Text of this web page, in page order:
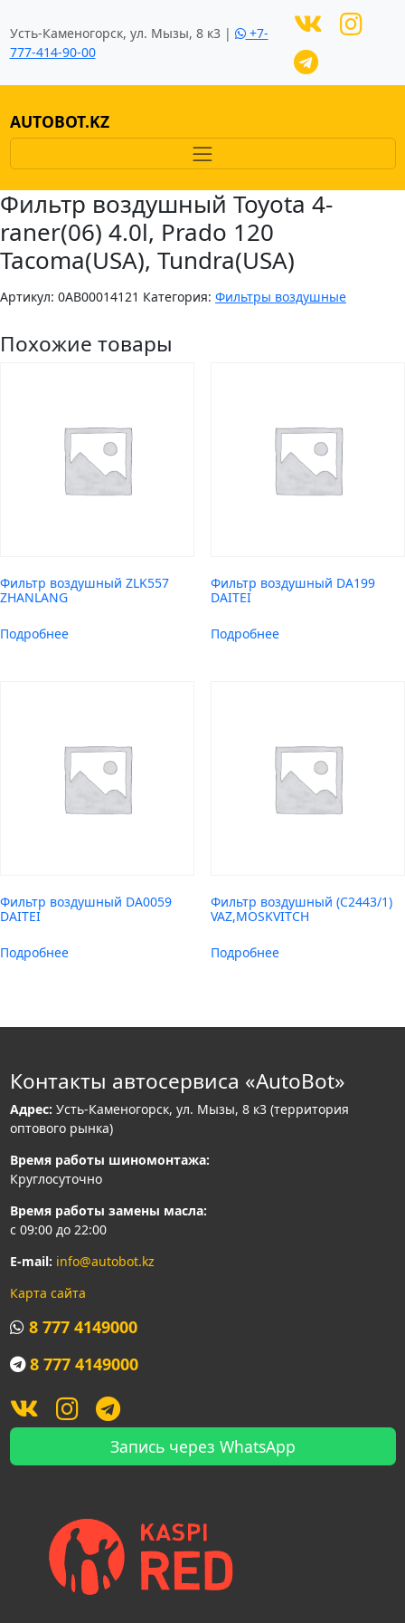
Усть-Каменогорск, ул. Мызы, 8 к3 |
+7-
777-414-90-00
AUTOBOT.KZ
Фильтр воздушный Toyota 4-
raner(06) 4.0l, Prado 120
Tacoma(USA), Tundra(USA)
Артикул: 0AB00014121 Категория: Фильтры воздушные
Похожие товары
Фильтр воздушный ZLK557
ZHANLANG
Подробнее
Фильтр воздушный DA199
DAITEI
Подробнее
Фильтр воздушный DA0059
DAITEI
Подробнее
Фильтр воздушный (C2443/1)
VAZ,MOSKVITCH
Подробнее
Контакты автосервиса «AutoBot»
Адрес: Усть-Каменогорск, ул. Мызы, 8 к3 (территория
оптового рынка)
Время работы шиномонтажа:
Круглосуточно
Время работы замены масла:
с 09:00 до 22:00
E-mail: info@autobot.kz
Карта сайта
8 777 4149000
8 777 4149000
Запись через WhatsApp